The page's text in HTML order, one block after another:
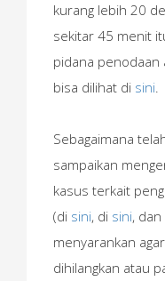
kurang lebih 20
sekitar 45 menit
pidana penodaan
bisa dilihat di sini.
Sebagaimana
sampaikan
kasus terkait
(di sini, di sini, dan
menyarankan
dihilangkan atau